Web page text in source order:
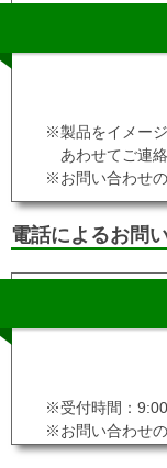
※製品をイメー
あわせてご連
※お問い合わせ
電話によるお問
※受付時間：
※お問い合わせ